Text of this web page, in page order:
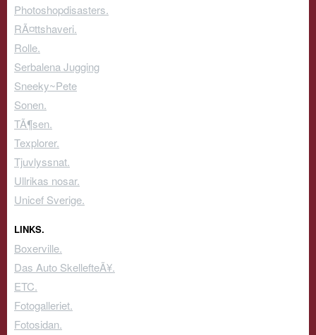
Photoshopdisasters.
RÃ¤ttshaveri.
Rolle.
Serbalena Jugging
Sneeky~Pete
Sonen.
TÃ¶sen.
Texplorer.
Tjuvlyssnat.
Ullrikas nosar.
Unicef Sverige.
LINKS.
Boxerville.
Das Auto SkellefteÃ¥.
ETC.
Fotogalleriet.
Fotosidan.